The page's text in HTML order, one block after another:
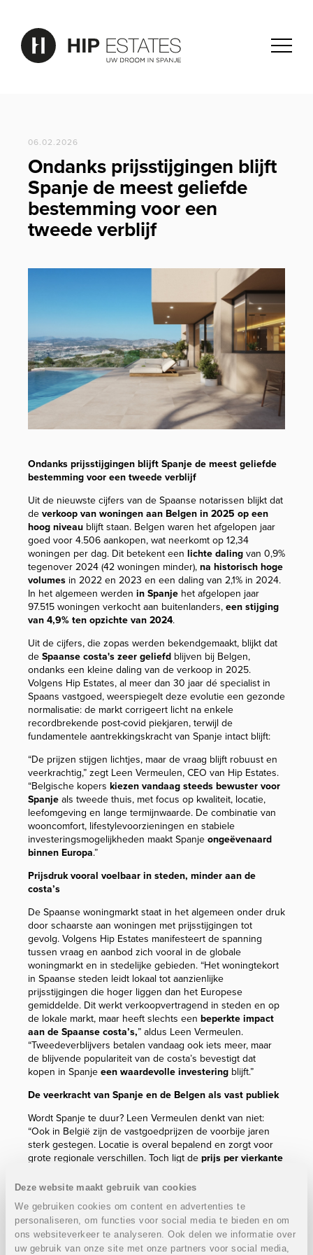
Deze website maakt gebruik van cookies
We gebruiken cookies om content en advertenties te
personaliseren, om functies voor social media te bieden en om
ons websiteverkeer te analyseren. Ook delen we informatie over
uw gebruik van onze site met onze partners voor social media,
06.02.2026
Ondanks prijsstijgingen blijft
Spanje de meest geliefde
bestemming voor een
tweede verblijf
Ondanks prijsstijgingen blijft Spanje de meest geliefde
bestemming voor een tweede verblijf
Uit de nieuwste cijfers van de Spaanse notarissen blijkt dat
de verkoop van woningen aan Belgen in 2025 op een
hoog niveau blijft staan. Belgen waren het afgelopen jaar
goed voor 4.506 aankopen, wat neerkomt op 12,34
woningen per dag. Dit betekent een lichte daling van 0,9%
tegenover 2024 (42 woningen minder), na historisch hoge
volumes in 2022 en 2023 en een daling van 2,1% in 2024.
In het algemeen werden in Spanje het afgelopen jaar
97.515 woningen verkocht aan buitenlanders, een stijging
van 4,9% ten opzichte van 2024.
Uit de cijfers, die zopas werden bekendgemaakt, blijkt dat
de Spaanse costa's zeer geliefd blijven bij Belgen,
ondanks een kleine daling van de verkoop in 2025.
Volgens Hip Estates, al meer dan 30 jaar dé specialist in
Spaans vastgoed, weerspiegelt deze evolutie een gezonde
normalisatie: de markt corrigeert licht na enkele
recordbrekende post-covid piekjaren, terwijl de
fundamentele aantrekkingskracht van Spanje intact blijft:
“De prijzen stijgen lichtjes, maar de vraag blijft robuust en
veerkrachtig,” zegt Leen Vermeulen, CEO van Hip Estates.
“Belgische kopers kiezen vandaag steeds bewuster voor
Spanje als tweede thuis, met focus op kwaliteit, locatie,
leefomgeving en lange termijnwaarde. De combinatie van
wooncomfort, lifestylevoorzieningen en stabiele
investeringsmogelijkheden maakt Spanje ongeëvenaard
binnen Europa.”
Prijsdruk vooral voelbaar in steden, minder aan de
costa’s
De Spaanse woningmarkt staat in het algemeen onder druk
door schaarste aan woningen met prijsstijgingen tot
gevolg. Volgens Hip Estates manifesteert de spanning
tussen vraag en aanbod zich vooral in de globale
woningmarkt en in stedelijke gebieden. “Het woningtekort
in Spaanse steden leidt lokaal tot aanzienlijke
prijsstijgingen die hoger liggen dan het Europese
gemiddelde. Dit werkt verkoopvertragend in steden en op
de lokale markt, maar heeft slechts een beperkte impact
aan de Spaanse costa’s,” aldus Leen Vermeulen.
“Tweedeverblijvers betalen vandaag ook iets meer, maar
de blijvende populariteit van de costa’s bevestigt dat
kopen in Spanje een waardevolle investering blijft.”
De veerkracht van Spanje en de Belgen als vast publiek
Wordt Spanje te duur? Leen Vermeulen denkt van niet:
“Ook in België zijn de vastgoedprijzen de voorbije jaren
sterk gestegen. Locatie is overal bepalend en zorgt voor
grote regionale verschillen. Toch ligt de prijs per vierkante
lager dan aan de Belgische kust, op locaties van een
Binnen het internationale koperspubliek blijven Belgen een
opvallendactieve en stabiele groep . Hun interesse gaat
voornamelijk uit naar kwaliteitsvolle nieuwbouwwoningen in